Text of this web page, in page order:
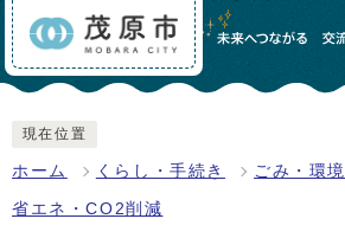
現在位置
ホーム くらし・手続き ごみ・環境
省エネ・CO2削減